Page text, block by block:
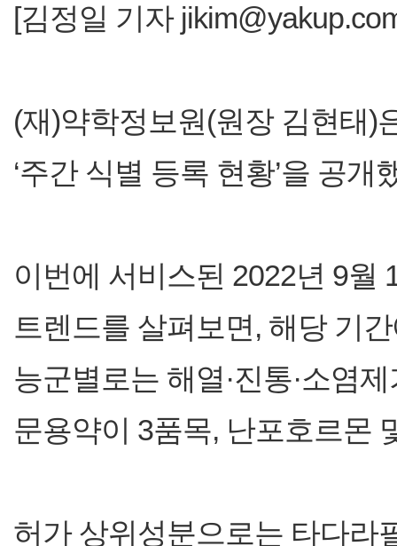
[김정일 기자
(재)약학정보원(원장 김현태)
‘주간 식별 등록 현황’을 공개
이번에 서비스된 2022년 9월
트렌드를 살펴보면, 해당 기
능군별로는 해열·진통·소염
문용약이 3품목, 난포호르몬
허가 상위성분으로는 타다라